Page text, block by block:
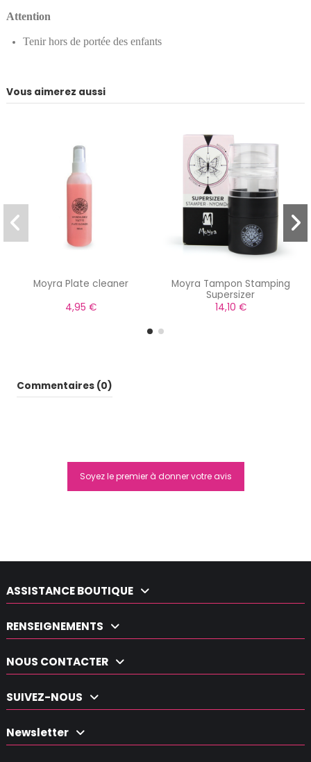
Attention
Tenir hors de portée des enfants
Vous aimerez aussi
Moyra Plate cleaner
4,95 €
Moyra Tampon Stamping
Supersizer
14,10 €
Commentaires (0)
Soyez le premier à donner votre avis
ASSISTANCE BOUTIQUE
RENSEIGNEMENTS
NOUS CONTACTER
SUIVEZ-NOUS
Newsletter